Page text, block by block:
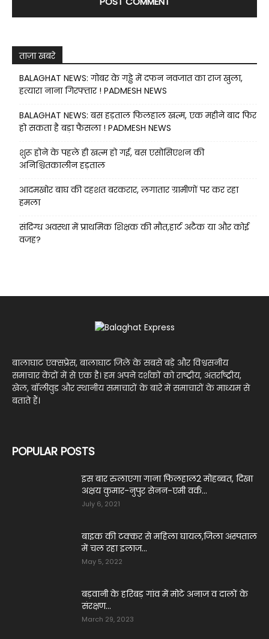
ताज़ा खबरे
BALAGHAT NEWS: गोबर के गड्ढे में दफन नवजात का राज खुला,
हत्यारा नाना गिरफ्तार ! PADMESH NEWS
BALAGHAT NEWS: बस हड़ताल फिलहाल खत्म, एक महीने बाद फिर
हो सकता है बड़ा फैसला ! PADMESH NEWS
शुरू होने के पहले ही खत्म हो गई, बस एसोसिएशन की
अनिश्चितकालीन हड़ताल
आदमखोर बाघ की दहशत बरकरार, लगातार ग्रामीणों पर कर रहा
हमला
संदिग्ध अवस्था में प्राथमिक शिक्षक की मौत,हार्ट अटैक या और कोई
वजह?
बालाघाट एक्सप्रेस, बालाघाट जिले के सबसे बड़े और विश्वसनीय
समाचार केंद्रों में से एक है। हम अपने दर्शकों को राष्ट्रीय, अंतर्राष्ट्रीय,
खेल, बॉलीवुड और स्थानीय समाचारों के बारे में समाचारों के माध्यम से
बताते हैं।
POPULAR POSTS
इस बार रुलाएगा गाना फिलहाल2 मोहब्बत, दिखा
अक्षय कुमार-नुपुर सेनन-एमी वर्क...
July 6, 2021
बाइक की टक्कर से महिला घायल,जिला अस्पताल
में चल रहा इलाज...
May 5, 2022
बड़वानी के हरिबड़ गांव में मोटे अनाज व दालों के
संरक्षण...
March 29, 2023